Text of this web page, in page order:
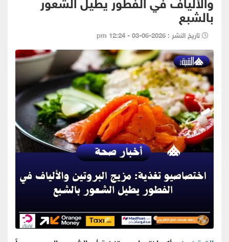
بالشبع
تاريخ النشر : 2026-06-03 - 12:24 pm